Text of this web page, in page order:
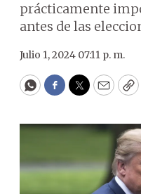
prácticamente
antes de las
Julio 1, 2024 07:11 p. m.
WhatsApp
Facebook
Twitter
Email